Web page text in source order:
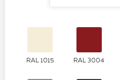
RAL 1015 RAL 3004